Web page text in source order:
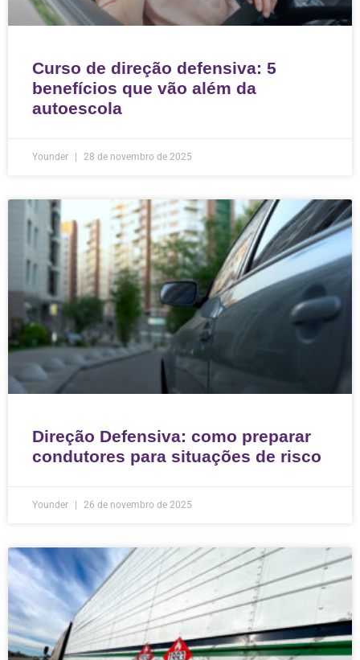
Curso de direção defensiva: 5
benefícios que vão além da
autoescola
Younder 28 de novembro de 2025
Direção Defensiva: como preparar
condutores para situações de risco
Younder 26 de novembro de 2025